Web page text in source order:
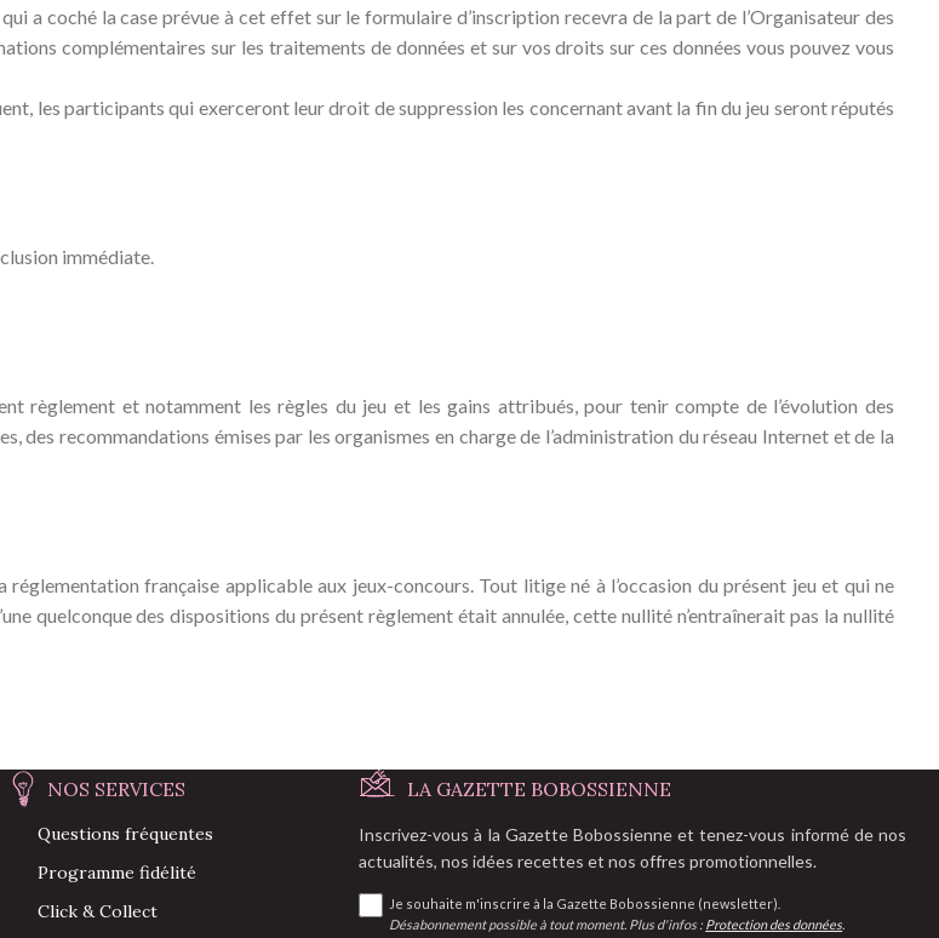
a coché la case prévue à cet effet sur le formulaire d’inscription recevra de la part de l’Organisateur des
complémentaires sur les traitements de données et sur vos droits sur ces données vous pouvez vous
les participants qui exerceront leur droit de suppression les concernant avant la fin du jeu seront réputés
immédiate.
règlement et notamment les règles du jeu et les gains attribués, pour tenir compte de l’évolution des
des recommandations émises par les organismes en charge de l’administration du réseau Internet et de la
française applicable aux jeux-concours. Tout litige né à l’occasion du présent jeu et qui ne
quelconque des dispositions du présent règlement était annulée, cette nullité n’entraînerait pas la nullité
NOS SERVICES
Questions fréquentes
Programme fidélité
Click & Collect
LA GAZETTE BOBOSSIENNE
Inscrivez-vous à la Gazette Bobossienne et tenez-vous informé de nos
actualités, nos idées recettes et nos offres promotionnelles.
Je souhaite m'inscrire à la Gazette Bobossienne (newsletter).
Désabonnement possible à tout moment. Plus d'infos : Protection des données